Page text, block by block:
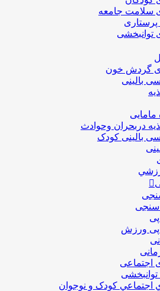
سلامت جامعه
توانبخشی
گردش خون
بالینی
دربحران وحوادث
بالینی کودک
سنجی
ورزش
اجتماعی
اجتماعي کودک و نوجوان